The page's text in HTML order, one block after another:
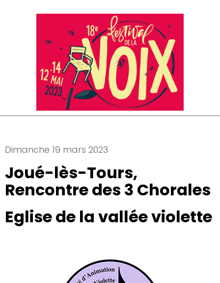
Dimanche 19 mars 2023
Joué-lès-Tours,
Rencontre des 3 Chorales
Eglise de la vallée violette